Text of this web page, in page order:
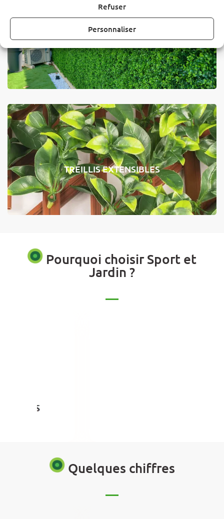
Refuser
Personnaliser
HAIES ARTIFICIELLES
TREILLIS EXTENSIBLES
Pourquoi choisir Sport et
Jardin ?
Quelques chiffres